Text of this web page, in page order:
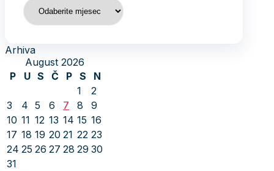
Arhiva
Arhiva
August 2026
P
U S Č P S
N
1
2
3
4 5 6 7 8
9
10 11 12 13 14 15 16
17 18 19 20 21 22 23
24 25 26 27 28 29 30
31